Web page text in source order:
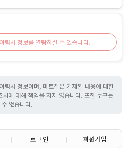
력서 정보를 열람하실 수 있습니다.
서 정보이며, 마트잡은 기재된 내용에 대한
에 대해 책임을 지지 않습니다. 또한 누구든
없습니다.
로그인 회원가입